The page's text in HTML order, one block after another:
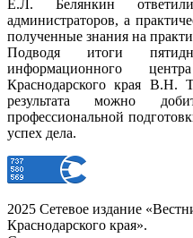
Е.Л. Белянкин
администраторов, а
полученные знания на
Подводя итоги
информационного
Краснодарского края В.Н.
результата можно
профессиональной
успех дела.
2025 Сетевое издание
Краснодарского края».